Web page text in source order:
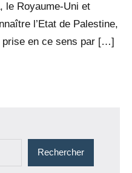
le Royaume-Uni et
l’Etat de Palestine,
en ce sens par […]
Rechercher